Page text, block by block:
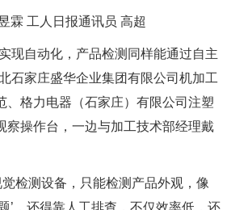
霖 工人日报通讯员 高超
现自动化，产品检测同样能通过自主
石家庄盛华企业集团有限公司机加工
、格力电器（石家庄）有限公司注塑
察操作台，一边与加工技术部经理戴
检测设备，只能检测产品外观，像
’，还得靠人工排查，不仅效率低，还